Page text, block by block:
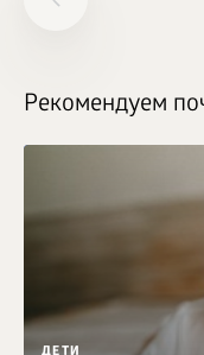
Рекомендуем